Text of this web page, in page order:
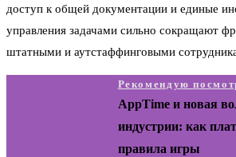
доступ к общей документации и единые
управления задачами сильно сокращают
штатными и аутстаффинговыми
Рекомендую
AppTime и новая
индустрии: как
правила игры